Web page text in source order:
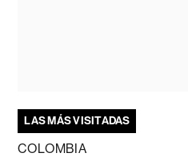
LAS MÁS VISITADAS
COLOMBIA